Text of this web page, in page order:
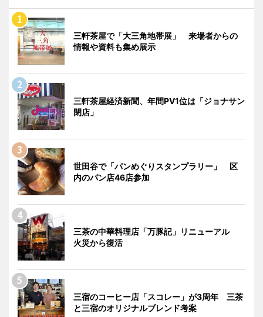
三軒茶屋で「大三角地帯展」 来場者からの
情報や資料も集め展示
三軒茶屋経済新聞、年間PV1位は「ジョナサン
閉店」
世田谷で「パンめぐりスタンプラリー」 区
内のパン店46店参加
三茶の中華料理店「万豚記」リニューアル
火災から復活
三宿のコーヒー店「スコレー」が3周年 三茶
と三宿のオリジナルブレンド考案